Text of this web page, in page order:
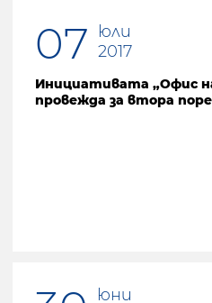
07
юли
2017
Инициативата „Офис
провежда за втора
юни